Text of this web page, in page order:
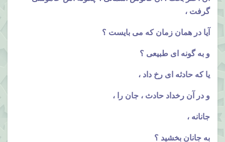
گرفت ،
آیا در همان زمان که می بایست ؟
و به گونه ای طبیعی ؟
یا که حادثه ای رخ داد ،
و در آن رخداد حادث ، جان را ،
جانانه ،
به جانان بخشید ؟